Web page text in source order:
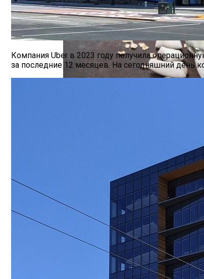
Как Грамотно Начать Карьеру
Hyundai Santa Fe: Мощное
Какие Кредиты Дают В Беларуси
Шипы Или Липучка? Что Выбрать
Безлактозное Молоко — Обычное
Компания Uber в 2023 году получила
за последние 12 месяцев. На сегодняшний день